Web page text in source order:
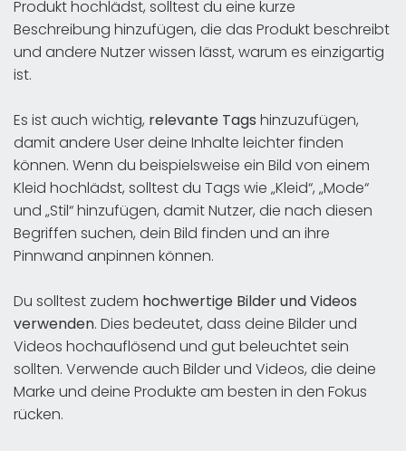
Produkt hochlädst, solltest du eine kurze
Beschreibung hinzufügen, die das Produkt beschreibt
und andere Nutzer wissen lässt, warum es einzigartig
ist.
Es ist auch wichtig, relevante Tags hinzuzufügen,
damit andere User deine Inhalte leichter finden
können. Wenn du beispielsweise ein Bild von einem
Kleid hochlädst, solltest du Tags wie „Kleid“, „Mode“
und „Stil“ hinzufügen, damit Nutzer, die nach diesen
Begriffen suchen, dein Bild finden und an ihre
Pinnwand anpinnen können.
Du solltest zudem hochwertige Bilder und Videos
verwenden. Dies bedeutet, dass deine Bilder und
Videos hochauflösend und gut beleuchtet sein
sollten. Verwende auch Bilder und Videos, die deine
Marke und deine Produkte am besten in den Fokus
rücken.